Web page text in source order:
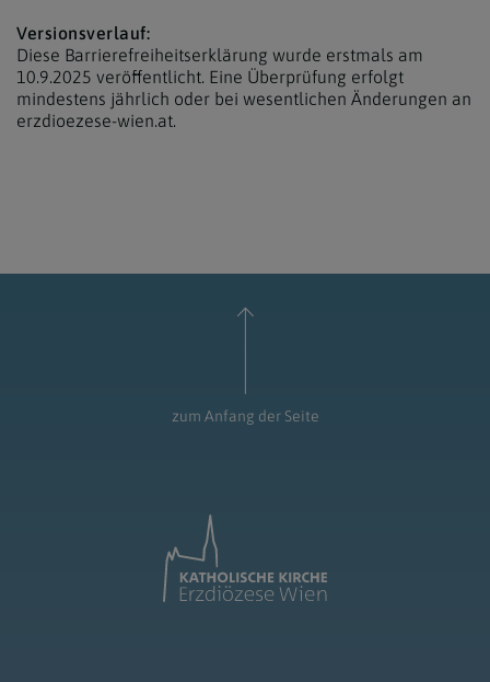
Versionsverlauf:
Diese Barrierefreiheitserklärung wurde erstmals am
10.9.2025 veröffentlicht. Eine Überprüfung erfolgt
mindestens jährlich oder bei wesentlichen Änderungen an
erzdioezese-wien.at.
zum Anfang der Seite